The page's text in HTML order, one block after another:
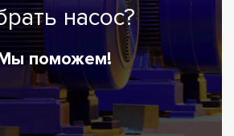
насос?
поможем!